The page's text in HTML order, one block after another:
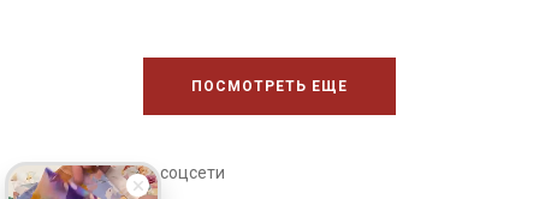
ПОСМОТРЕТЬ ЕЩЕ
Сохраните себе в соцсети